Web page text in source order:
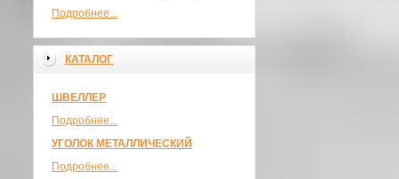
Подробнее...
КАТАЛОГ
ШВЕЛЛЕР
Подробнее...
УГОЛОК МЕТАЛЛИЧЕСКИЙ
Подробнее...